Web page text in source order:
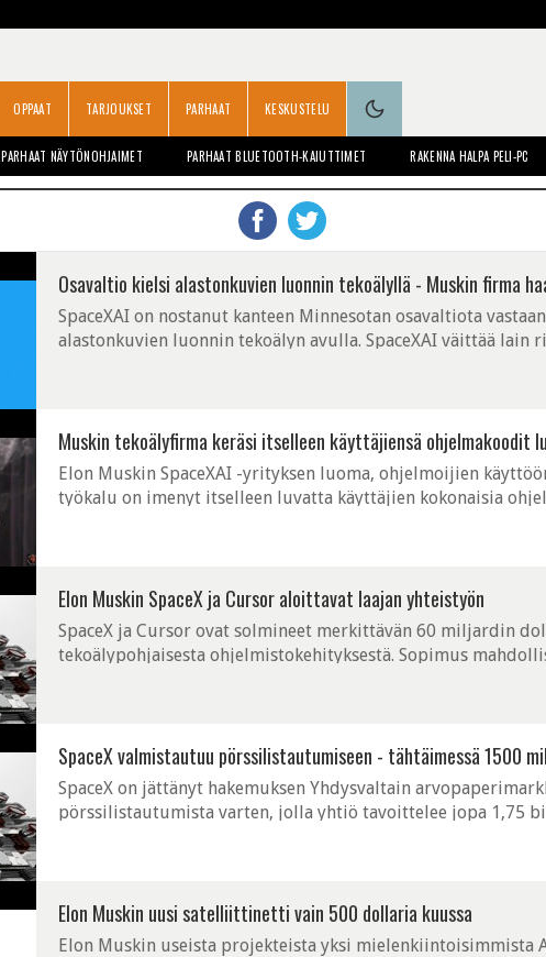
OPPAAT TARJOUKSET PARHAAT KESKUSTELU
PARHAAT NÄYTÖNOHJAIMET PARHAAT BLUETOOTH-KAIUTTIMET RAKENNA HALPA PELI-PC
Osavaltio kielsi alastonkuvien luonnin tekoälyllä - Muskin firma
SpaceXAI on nostanut kanteen Minnesotan osavaltiota
alastonkuvien luonnin tekoälyn avulla. SpaceXAI väittää lain
Muskin tekoälyfirma keräsi itselleen käyttäjiensä ohjelmakoodit
Elon Muskin SpaceXAI -yrityksen luoma, ohjelmoijien
työkalu on imenyt itselleen luvatta käyttäjien kokonaisia
Elon Muskin SpaceX ja Cursor aloittavat laajan yhteistyön
SpaceX ja Cursor ovat solmineet merkittävän 60 miljardin
tekoälypohjaisesta ohjelmistokehityksestä. Sopimus
SpaceX valmistautuu pörssilistautumiseen - tähtäimessä 1500
SpaceX on jättänyt hakemuksen Yhdysvaltain
pörssilistautumista varten, jolla yhtiö tavoittelee jopa 1,75
Elon Muskin uusi satelliittinetti vain 500 dollaria kuussa
Elon Muskin useista projekteista yksi mielenkiintoisimmista